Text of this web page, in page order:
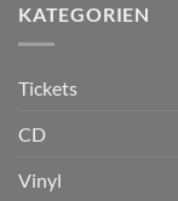
KATEGORIEN
Tickets
CD
Vinyl